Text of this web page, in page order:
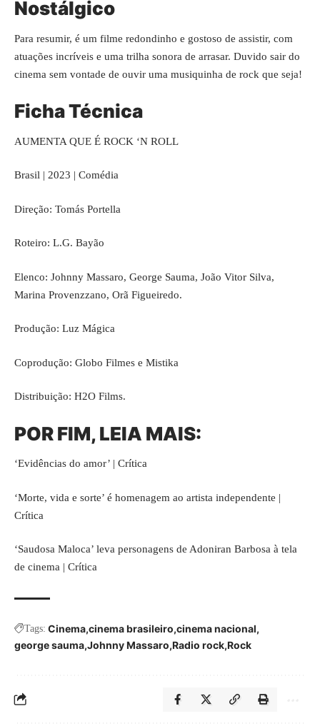
Nostálgico
Para resumir, é um filme redondinho e gostoso de assistir, com
atuações incríveis e uma trilha sonora de arrasar. Duvido sair do
cinema sem vontade de ouvir uma musiquinha de rock que seja!
Ficha Técnica
AUMENTA QUE É ROCK ‘N ROLL
Brasil | 2023 | Comédia
Direção: Tomás Portella
Roteiro: L.G. Bayão
Elenco: Johnny Massaro, George Sauma, João Vitor Silva,
Marina Provenzzano, Orã Figueiredo.
Produção: Luz Mágica
Coprodução: Globo Filmes e Mistika
Distribuição: H2O Films.
POR FIM, LEIA MAIS:
‘Evidências do amor’ | Crítica
‘Morte, vida e sorte’ é homenagem ao artista independente |
Crítica
‘Saudosa Maloca’ leva personagens de Adoniran Barbosa à tela
de cinema | Crítica
Tags: Cinema cinema brasileiro cinema nacional
george sauma Johnny Massaro Radio rock Rock